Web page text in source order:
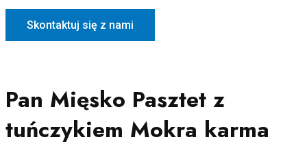
Skontaktuj się z nami
Pan Mięsko Pasztet z
tuńczykiem Mokra karma